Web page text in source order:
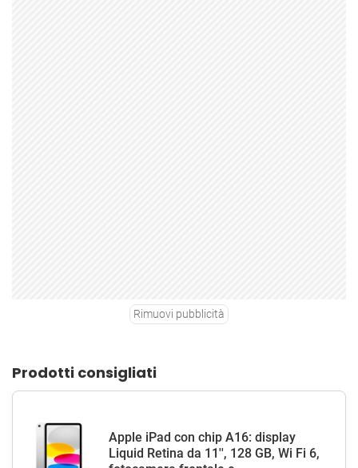
Rimuovi pubblicità
Prodotti consigliati
Apple iPad con chip A16: display
Liquid Retina da 11'', 128 GB, Wi Fi 6,